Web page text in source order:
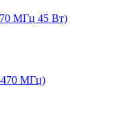
МГц 45 Вт)
470 МГц)